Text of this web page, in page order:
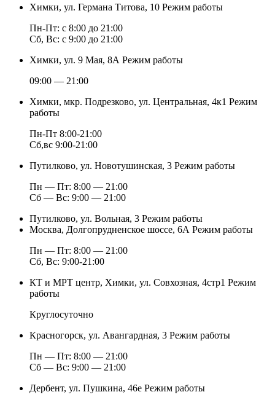
Химки, ул. Германа Титова, 10 Режим работы
Пн-Пт: с 8:00 до 21:00
Сб, Вс: с 9:00 до 21:00
Химки, ул. 9 Мая, 8А Режим работы
09:00 — 21:00
Химки, мкр. Подрезково, ул. Центральная, 4к1 Режим
работы
Пн-Пт 8:00-21:00
Сб,вс 9:00-21:00
Путилково, ул. Новотушинская, 3 Режим работы
Пн — Пт: 8:00 — 21:00
Сб — Вс: 9:00 — 21:00
Путилково, ул. Вольная, 3 Режим работы
Москва, Долгопрудненское шоссе, 6А Режим работы
Пн — Пт: 8:00 — 21:00
Сб, Вс: 9:00-21:00
КТ и МРТ центр, Химки, ул. Совхозная, 4стр1 Режим
работы
Круглосуточно
Красногорск, ул. Авангардная, 3 Режим работы
Пн — Пт: 8:00 — 21:00
Сб — Вс: 9:00 — 21:00
Дербент, ул. Пушкина, 46е Режим работы